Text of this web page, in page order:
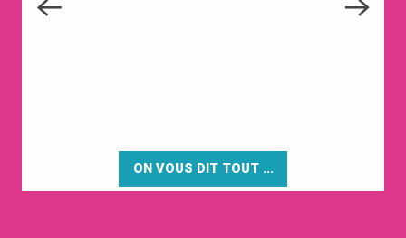
ON VOUS DIT TOUT ...